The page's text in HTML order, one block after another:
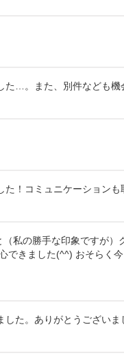
…。また、別件なども機
！コミュニケーションも
私の勝手な印象ですが
きました(^^) おそら
た。ありがとうございま